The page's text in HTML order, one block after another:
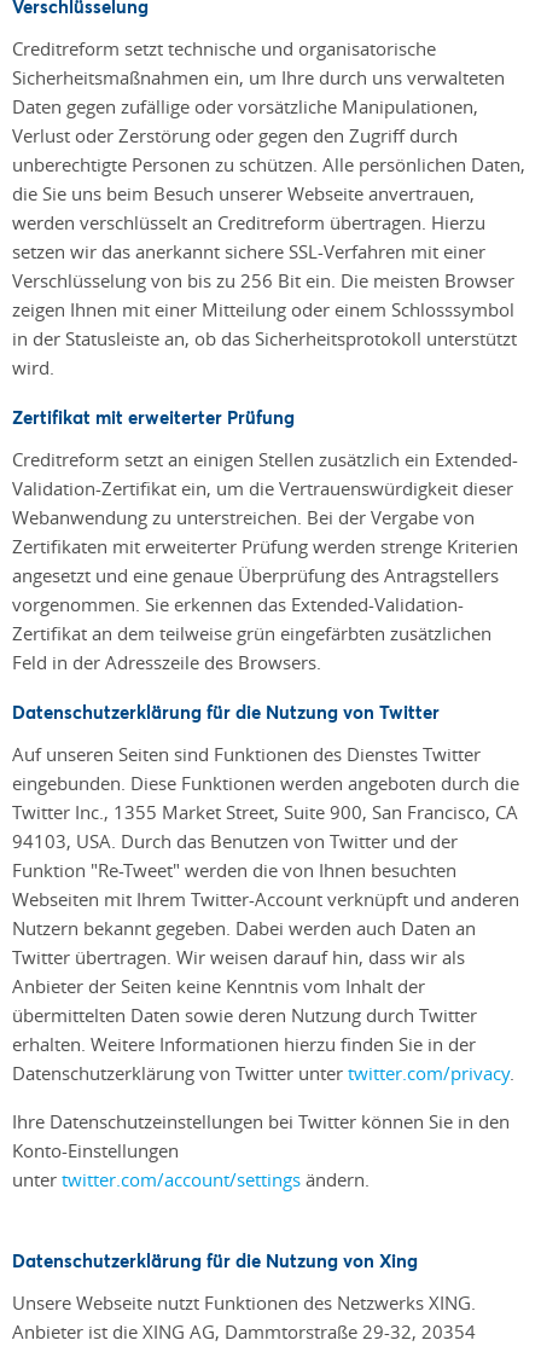
Verschlüsselung
Creditreform setzt technische und organisatorische
Sicherheitsmaßnahmen ein, um Ihre durch uns verwalteten
Daten gegen zufällige oder vorsätzliche Manipulationen,
Verlust oder Zerstörung oder gegen den Zugriff durch
unberechtigte Personen zu schützen. Alle persönlichen Daten,
die Sie uns beim Besuch unserer Webseite anvertrauen,
werden verschlüsselt an Creditreform übertragen. Hierzu
setzen wir das anerkannt sichere SSL-Verfahren mit einer
Verschlüsselung von bis zu 256 Bit ein. Die meisten Browser
zeigen Ihnen mit einer Mitteilung oder einem Schlosssymbol
in der Statusleiste an, ob das Sicherheitsprotokoll unterstützt
wird.
Zertifikat mit erweiterter Prüfung
Creditreform setzt an einigen Stellen zusätzlich ein Extended-
Validation-Zertifikat ein, um die Vertrauenswürdigkeit dieser
Webanwendung zu unterstreichen. Bei der Vergabe von
Zertifikaten mit erweiterter Prüfung werden strenge Kriterien
angesetzt und eine genaue Überprüfung des Antragstellers
vorgenommen. Sie erkennen das Extended-Validation-
Zertifikat an dem teilweise grün eingefärbten zusätzlichen
Feld in der Adresszeile des Browsers.
Datenschutzerklärung für die Nutzung von Twitter
Auf unseren Seiten sind Funktionen des Dienstes Twitter
eingebunden. Diese Funktionen werden angeboten durch die
Twitter Inc., 1355 Market Street, Suite 900, San Francisco, CA
94103, USA. Durch das Benutzen von Twitter und der
Funktion "Re-Tweet" werden die von Ihnen besuchten
Webseiten mit Ihrem Twitter-Account verknüpft und anderen
Nutzern bekannt gegeben. Dabei werden auch Daten an
Twitter übertragen. Wir weisen darauf hin, dass wir als
Anbieter der Seiten keine Kenntnis vom Inhalt der
übermittelten Daten sowie deren Nutzung durch Twitter
erhalten. Weitere Informationen hierzu finden Sie in der
Datenschutzerklärung von Twitter unter twitter.com/privacy.
Ihre Datenschutzeinstellungen bei Twitter können Sie in den
Konto-Einstellungen
unter twitter.com/account/settings ändern.
Datenschutzerklärung für die Nutzung von Xing
Unsere Webseite nutzt Funktionen des Netzwerks XING.
Anbieter ist die XING AG, Dammtorstraße 29-32, 20354